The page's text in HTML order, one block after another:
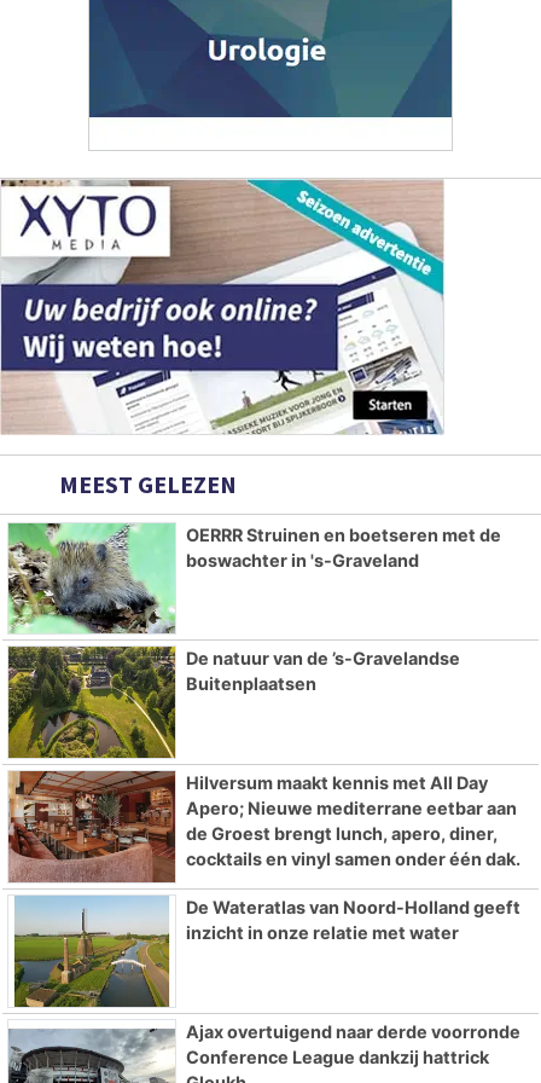
MEEST GELEZEN
OERRR Struinen en boetseren met de
boswachter in 's-Graveland
De natuur van de ’s-Gravelandse
Buitenplaatsen
Hilversum maakt kennis met All Day
Apero; Nieuwe mediterrane eetbar aan
de Groest brengt lunch, apero, diner,
cocktails en vinyl samen onder één dak.
De Wateratlas van Noord-Holland geeft
inzicht in onze relatie met water
Ajax overtuigend naar derde voorronde
Conference League dankzij hattrick